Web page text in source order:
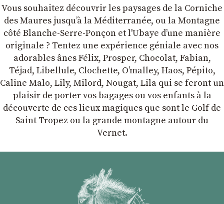
Vous souhaitez découvrir les paysages de la Corniche
des Maures jusqu’à la Méditerranée, ou la Montagne
côté Blanche-Serre-Ponçon et l'Ubaye dʼune manière
originale ? Tentez une expérience géniale avec nos
adorables ânes Félix, Prosper, Chocolat, Fabian,
Téjad, Libellule, Clochette, Oʼmalley, Haos, Pépito,
Caline Malo, Lily, Milord, Nougat, Lila qui se feront un
plaisir de porter vos bagages ou vos enfants à la
découverte de ces lieux magiques que sont le Golf de
Saint Tropez ou la grande montagne autour du
Vernet.